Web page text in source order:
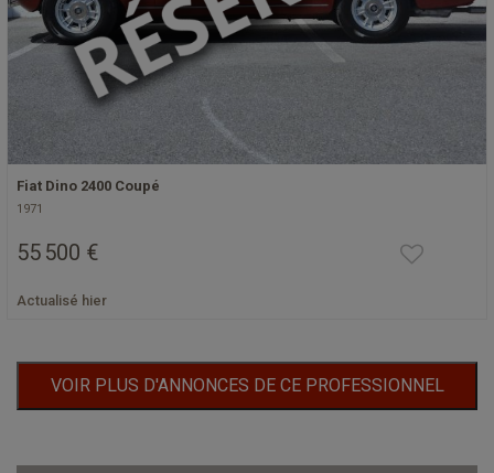
Fiat Dino 2400 Coupé
1971
55 500 €
Actualisé hier
VOIR PLUS D'ANNONCES DE CE PROFESSIONNEL